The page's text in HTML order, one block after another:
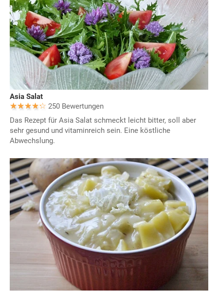
Asia Salat
250 Bewertungen
Das Rezept für Asia Salat schmeckt leicht bitter, soll aber
sehr gesund und vitaminreich sein. Eine köstliche
Abwechslung.